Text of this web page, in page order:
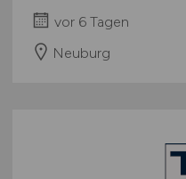
vor 6 Tagen
Neuburg